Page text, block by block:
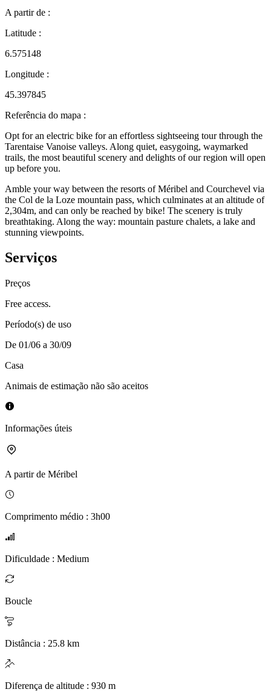
A partir de :
Latitude :
6.575148
Longitude :
45.397845
Referência do mapa :
Opt for an electric bike for an effortless sightseeing tour through the
Tarentaise Vanoise valleys. Along quiet, easygoing, waymarked
trails, the most beautiful scenery and delights of our region will open
up before you.
Amble your way between the resorts of Méribel and Courchevel via
the Col de la Loze mountain pass, which culminates at an altitude of
2,304m, and can only be reached by bike! The scenery is truly
breathtaking. Along the way: mountain pasture chalets, a lake and
stunning viewpoints.
Serviços
Preços
Free access.
Período(s) de uso
De 01/06 a 30/09
Casa
Animais de estimação não são aceitos
Informações úteis
A partir de Méribel
Comprimento médio : 3h00
Dificuldade : Medium
Boucle
Distância : 25.8 km
Diferença de altitude : 930 m